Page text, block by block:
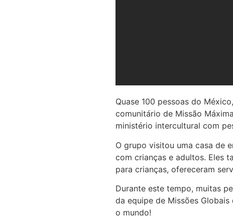
Quase 100 pessoas do
comunitário de Missão
ministério intercultural com
O grupo visitou uma casa de
com crianças e adultos. Eles
para crianças, ofereceram
Durante este tempo, muitas
da equipe de Missões
o mundo!